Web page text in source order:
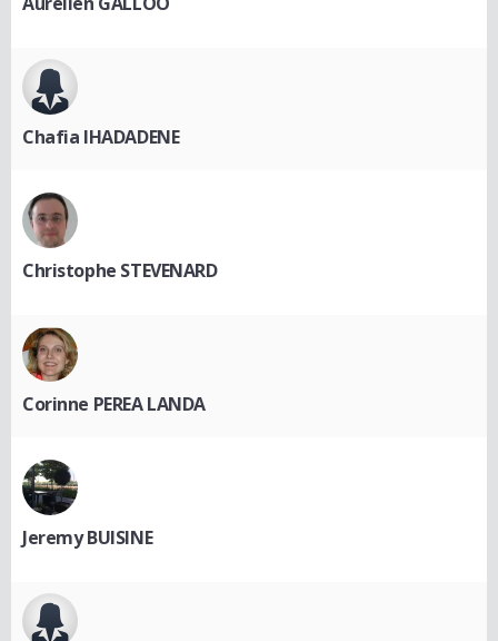
Chafia IHADADENE
Christophe STEVENARD
Corinne PEREA LANDA
Jeremy BUISINE